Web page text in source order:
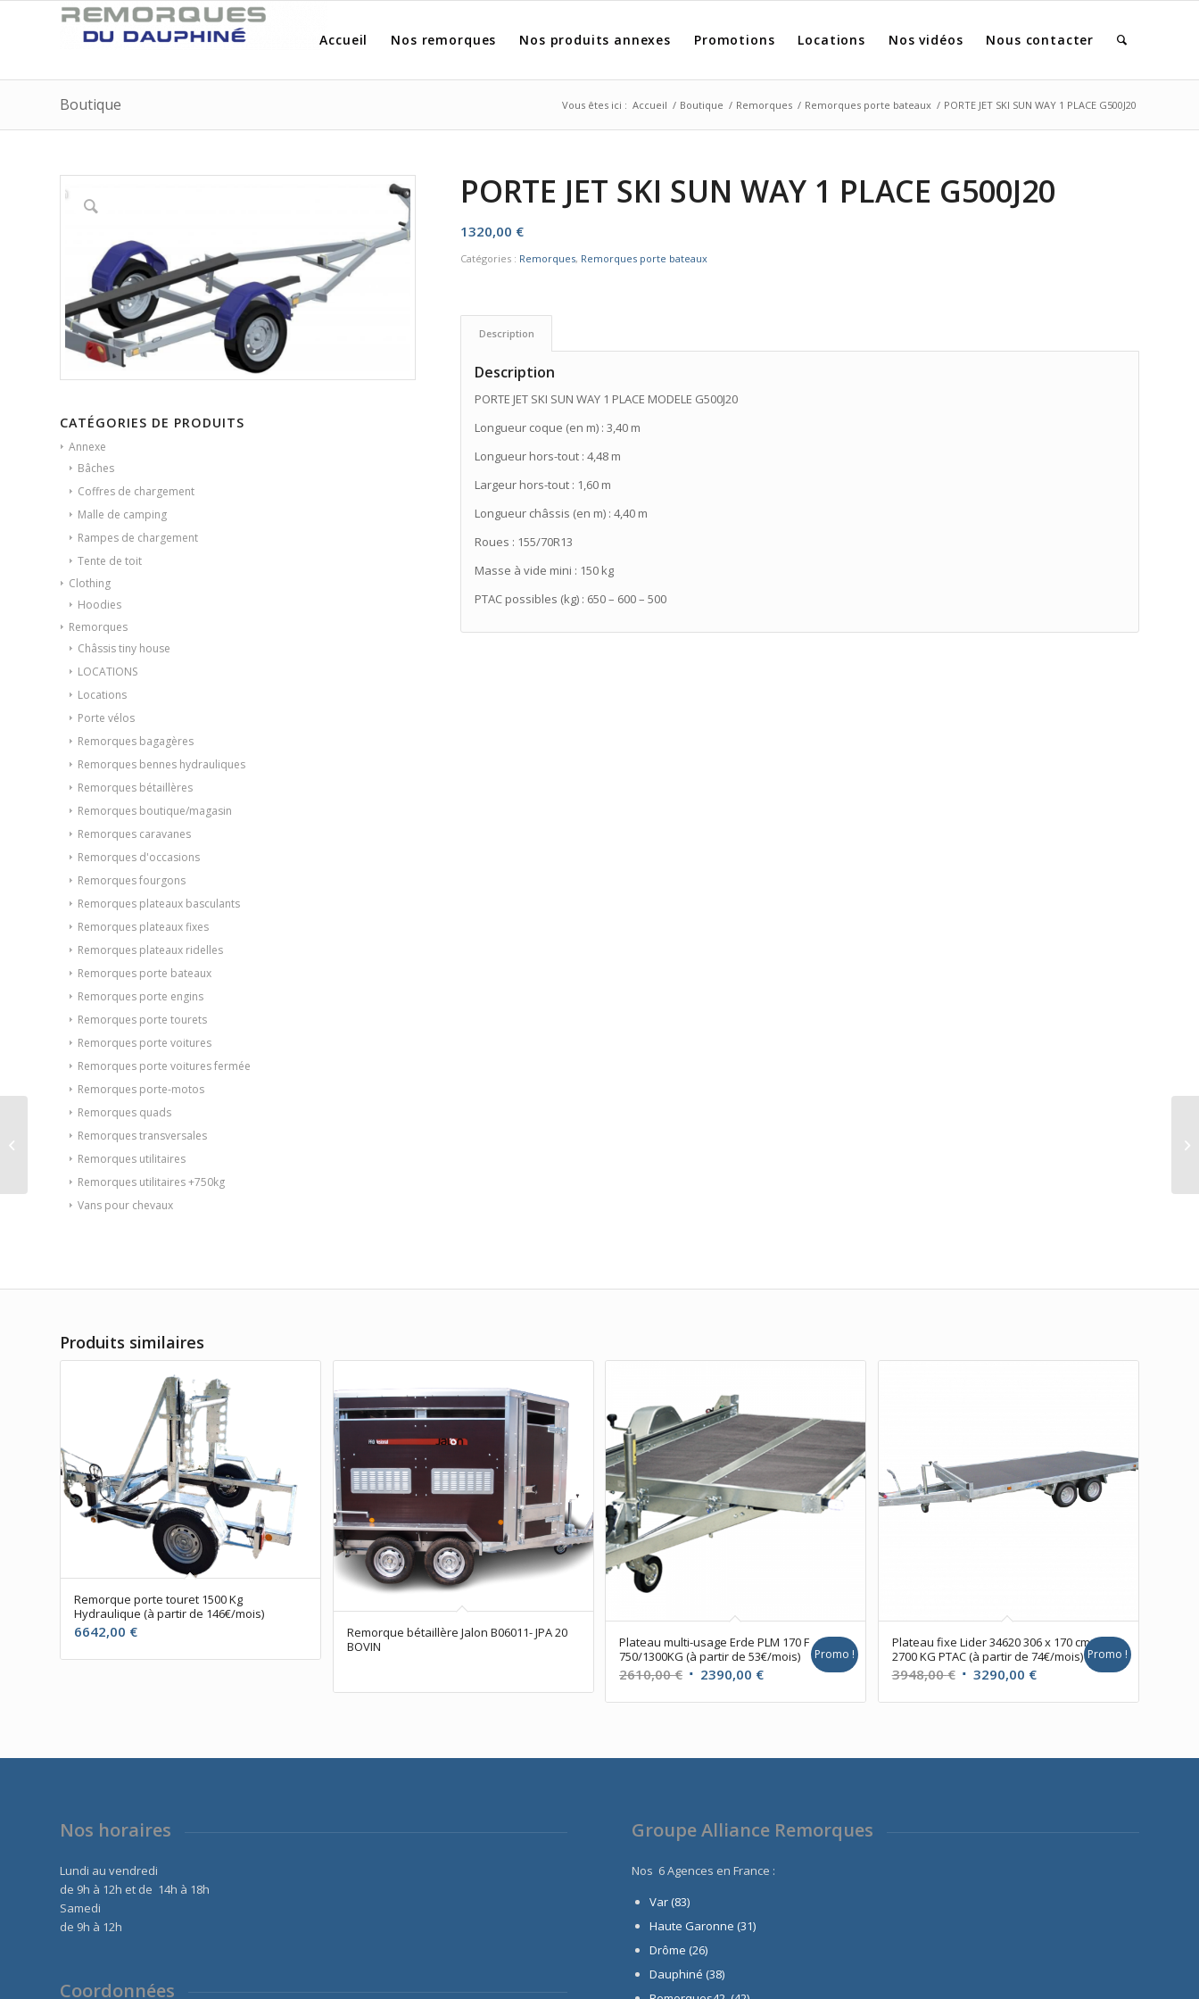
Accueil Nos remorques Nos produits annexes Promotions Locations Nos vidéos Nous contacter
Boutique Vous êtes ici : Accueil / Boutique / Remorques / Remorques porte bateaux / PORTE JET SKI SUN WAY 1 PLACE G500J20
CATÉGORIES DE PRODUITS
Annexe
Bâches
Coffres de chargement
Malle de camping
Rampes de chargement
Tente de toit
Clothing
Hoodies
Remorques
Châssis tiny house
LOCATIONS
Locations
Porte vélos
Remorques bagagères
Remorques bennes hydrauliques
Remorques bétaillères
Remorques boutique/magasin
Remorques caravanes
Remorques d'occasions
Remorques fourgons
Remorques plateaux basculants
Remorques plateaux fixes
Remorques plateaux ridelles
Remorques porte bateaux
Remorques porte engins
Remorques porte tourets
Remorques porte voitures
Remorques porte voitures fermée
Remorques porte-motos
Remorques quads
Remorques transversales
Remorques utilitaires
Remorques utilitaires +750kg
Vans pour chevaux
PORTE JET SKI SUN WAY 1 PLACE G500J20
1320,00 €
Catégories : Remorques, Remorques porte bateaux
Description
Description
PORTE JET SKI SUN WAY 1 PLACE MODELE G500J20
Longueur coque (en m) : 3,40 m
Longueur hors-tout : 4,48 m
Largeur hors-tout : 1,60 m
Longueur châssis (en m) : 4,40 m
Roues : 155/70R13
Masse à vide mini : 150 kg
PTAC possibles (kg) : 650 – 600 – 500
Produits similaires
Remorque porte touret 1500 Kg
Hydraulique (à partir de 146€/mois)
6642,00 €
Remorque bétaillère Jalon B06011- JPA 20
BOVIN
Plateau multi-usage Erde PLM 170 F
750/1300KG (à partir de 53€/mois)
2610,00€ Le
2610,00 €.
2390,00 €Le
2390,00 €.
Promo !
Plateau fixe Lider 34620 306 x 170 cm
2700 KG PTAC (à partir de 74€/mois)
3948,00€ Le
3948,00 €.
3290,00 €Le
3290,00 €.
Promo !
Nos horaires
Lundi au vendredi
de 9h à 12h et de 14h à 18h
Samedi
de 9h à 12h
Coordonnées
Groupe Alliance Remorques
Nos 6 Agences en France :
Var (83)
Haute Garonne (31)
Drôme (26)
Dauphiné (38)
PORTE-BARQUE SUN
WAY G380PT18